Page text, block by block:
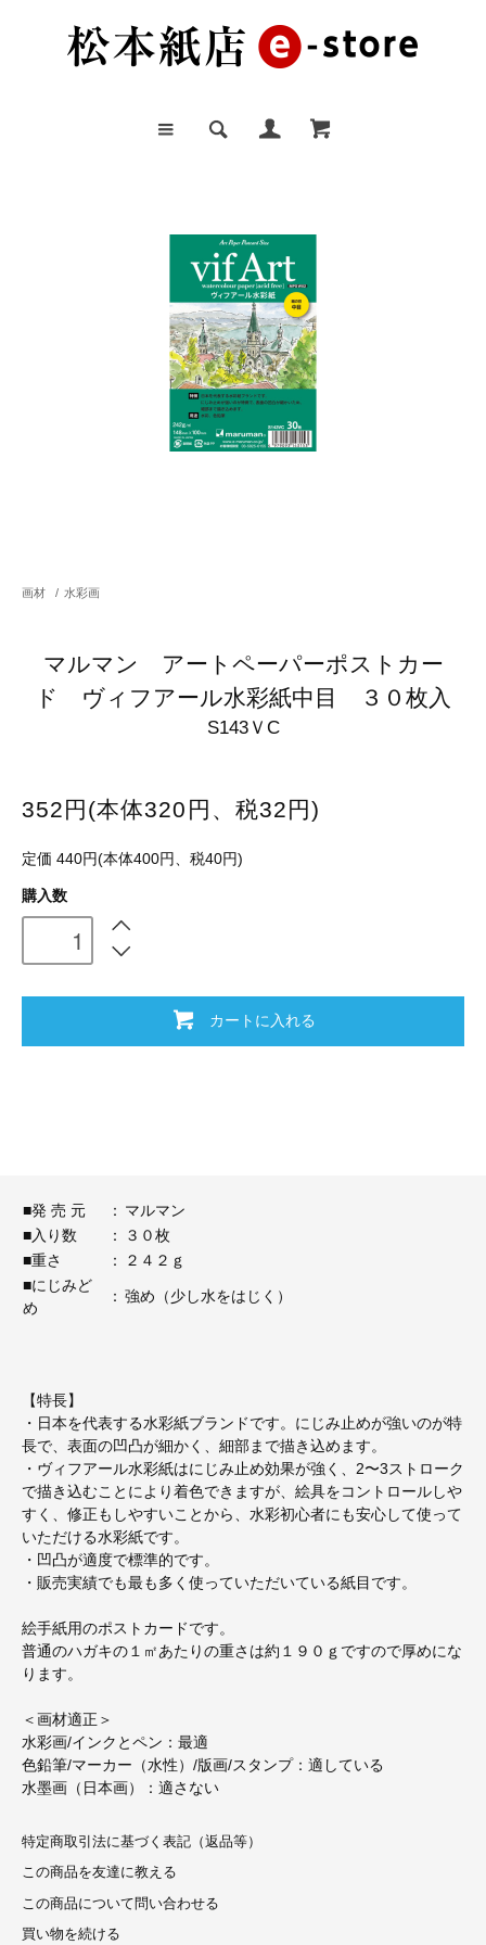
画材 / 水彩画
マルマン アートペーパーポストカー
ド ヴィフアール水彩紙中目 ３０枚入
S143ＶC
352円(本体320円、税32円)
定価 440円(本体400円、税40円)
購入数
カートに入れる
■発 売 元 ： マルマン
■入り数
：
３０枚
■重さ
：
２４２ｇ
■にじみど
め
： 強め（少し水をはじく）
【特長】
・日本を代表する水彩紙ブランドです。にじみ止めが強いのが特
長で、表面の凹凸が細かく、細部まで描き込めます。
・ヴィフアール水彩紙はにじみ止め効果が強く、2〜3ストローク
で描き込むことにより着色できますが、絵具をコントロールしや
すく、修正もしやすいことから、水彩初心者にも安心して使って
いただける水彩紙です。
・凹凸が適度で標準的です。
・販売実績でも最も多く使っていただいている紙目です。
絵手紙用のポストカードです。
普通のハガキの１㎡あたりの重さは約１９０ｇですので厚めにな
ります。
＜画材適正＞
水彩画/インクとペン：最適
色鉛筆/マーカー（水性）/版画/スタンプ：適している
水墨画（日本画）：適さない
特定商取引法に基づく表記（返品等）
この商品を友達に教える
この商品について問い合わせる
買い物を続ける